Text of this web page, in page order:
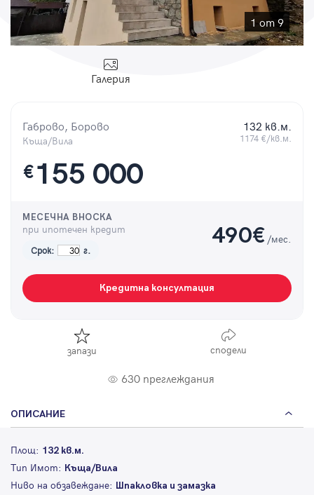
1 от 9
Галерия
Габрово, Борово
Къща/Вила
132 кв.м.
1174 €/кв.м.
€155 000
МЕСЕЧНА ВНОСКА
при ипотечен кредит
Срок: г.
490€ /мес.
Кредитна консултация
запази сподели
630 преглеждания
ОПИСАНИЕ
Площ: 132 кв.м.
Тип Имот: Къща/Вила
Ниво на обзавеждане: Шпакловка и замазка
Парола
Регистрация